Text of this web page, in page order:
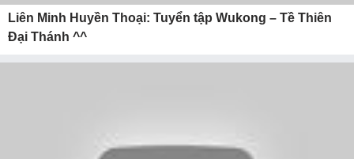
Liên Minh Huyền Thoại: Tuyển tập Wukong – Tề Thiên
Đại Thánh ^^